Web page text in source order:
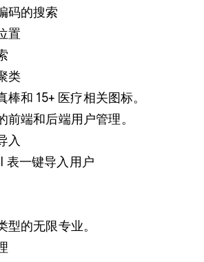
码的搜索
置
类
棒和 15+ 医疗相关图标。
前端和后端用户管理。
入
表一键导入用户
型的无限专业。